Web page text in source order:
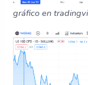
gráfico en